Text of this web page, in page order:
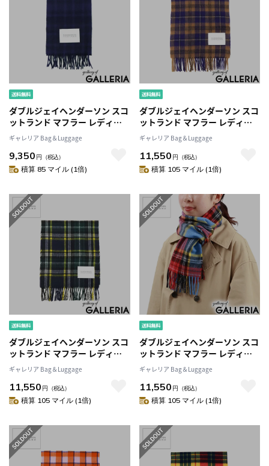
ダブルジェイヘンダーソン スコ
ットランド マフラー レディー
ス メンズ チェック
W.J.HENDERSON SCOTLAND
ブランド 学生 ビジネス ウール
薄手 冬 秋冬 軽量 軽い 防寒 スカ
ギャレリア Bag＆Luggage
9,350 円 （税込）
積算 85 マイル (1倍)
ダブルジェイヘンダーソン スコ
ットランド マフラー レディー
ス メンズ チェック
W.J.HENDERSON SCOTLAND
ブランド 学生 グリーン ウール
薄手 秋冬 軽量 軽い スカーフ お
ギャレリア Bag＆Luggage
11,550 円 （税込）
積算 105 マイル (1倍)
ダブルジェイヘンダーソン スコ
ットランド マフラー レディー
ス メンズ チェック
W.J.HENDERSON SCOTLAND
ブランド 学生 グリーン ウール
薄手 秋冬 軽量 軽い スカーフ お
ギャレリア Bag＆Luggage
11,550 円 （税込）
積算 105 マイル (1倍)
ダブルジェイヘンダーソン スコ
ットランド マフラー レディー
ス メンズ チェック
W.J.HENDERSON SCOTLAND
ブランド 学生 グリーン ウール
薄手 秋冬 軽量 軽い スカーフ お
ギャレリア Bag＆Luggage
11,550 円 （税込）
積算 105 マイル (1倍)